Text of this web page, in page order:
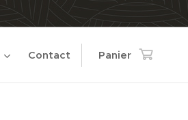
Contact Panier